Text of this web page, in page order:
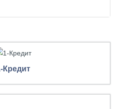
Кредит